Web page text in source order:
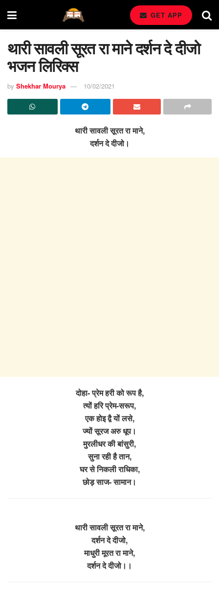
GET APP
थारी सावली सूरत रा माने दर्शन दे दीजो
भजन लिरिक्स
by Shekhar Mourya 10/02/2021
थारी सावली सूरत रा माने,
दर्शन दे दीजो।
दोहा- प्रेम हरी को रूप है,
त्यों हरि प्रेम-सरूप,
एक होइ द्वै यों लसे,
ज्यों सूरज अरु धूप।
मुरलीधर की बांसुरी,
सुना रही है तान,
घर से निकली राधिका,
छोड़ साज- सामान।
थारी सावली सूरत रा माने,
दर्शन दे दीजो,
माधुरी मूरत रा माने,
दर्शन दे दीजो।।